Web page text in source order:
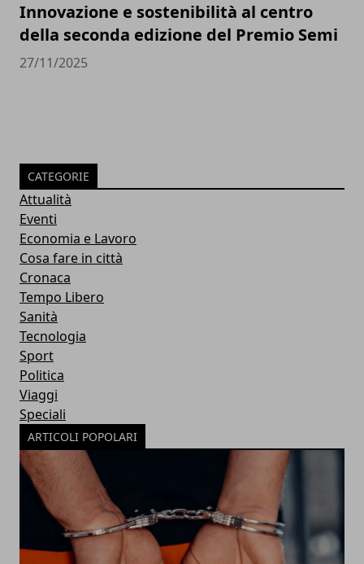
Innovazione e sostenibilità al centro
della seconda edizione del Premio Semi
27/11/2025
CATEGORIE
Attualità
Eventi
Economia e Lavoro
Cosa fare in città
Cronaca
Tempo Libero
Sanità
Tecnologia
Sport
Politica
Viaggi
Speciali
ARTICOLI POPOLARI